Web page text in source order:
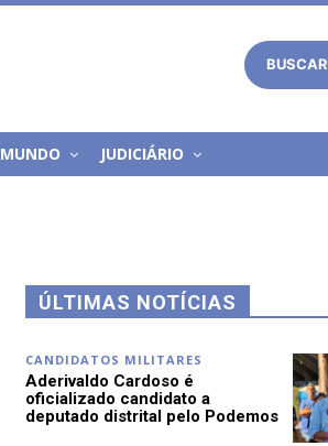
BUSCAR
MUNDO JUDICIÁRIO
ÚLTIMAS NOTÍCIAS
CANDIDATOS MILITARES
Aderivaldo Cardoso é
oficializado candidato a
deputado distrital pelo Podemos